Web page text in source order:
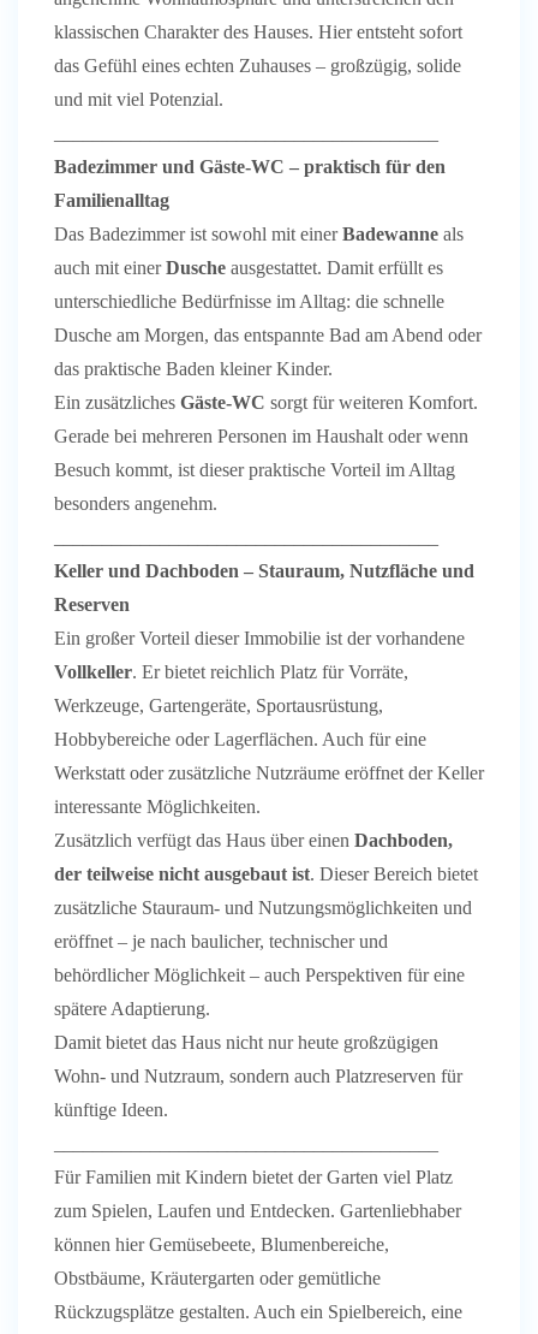
klassischen Charakter des Hauses. Hier entsteht sofort
das Gefühl eines echten Zuhauses – großzügig, solide
und mit viel Potenzial.
Badezimmer und Gäste-WC – praktisch für den
Familienalltag
Das Badezimmer ist sowohl mit einerBadewanne als
auch mit einerDusche ausgestattet. Damit erfüllt es
unterschiedliche Bedürfnisse im Alltag: die schnelle
Dusche am Morgen, das entspannte Bad am Abend oder
das praktische Baden kleiner Kinder.
Ein zusätzliches Gäste-WC sorgt für weiteren Komfort.
Gerade bei mehreren Personen im Haushalt oder wenn
Besuch kommt, ist dieser praktische Vorteil im Alltag
besonders angenehm.
Keller und Dachboden – Stauraum, Nutzfläche und
Reserven
Ein großer Vorteil dieser Immobilie ist der vorhandene
Vollkeller. Er bietet reichlich Platz für Vorräte,
Werkzeuge, Gartengeräte, Sportausrüstung,
Hobbybereiche oder Lagerflächen. Auch für eine
Werkstatt oder zusätzliche Nutzräume eröffnet der Keller
interessante Möglichkeiten.
Zusätzlich verfügt das Haus über einen Dachboden,
der teilweise nicht ausgebaut ist. Dieser Bereich bietet
zusätzliche Stauraum- und Nutzungsmöglichkeiten und
eröffnet – je nach baulicher, technischer und
behördlicher Möglichkeit – auch Perspektiven für eine
spätere Adaptierung.
Damit bietet das Haus nicht nur heute großzügigen
Wohn- und Nutzraum, sondern auch Platzreserven für
künftige Ideen.
Für Familien mit Kindern bietet der Garten viel Platz
zum Spielen, Laufen und Entdecken. Gartenliebhaber
können hier Gemüsebeete, Blumenbereiche,
Obstbäume, Kräutergarten oder gemütliche
Rückzugsplätze gestalten. Auch ein Spielbereich, eine